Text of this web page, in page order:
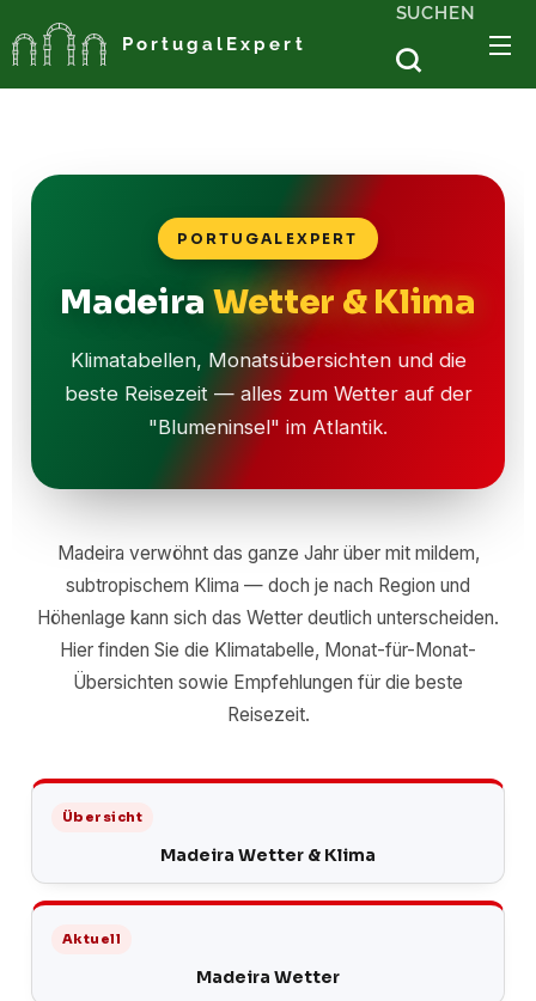
PortugalExpert
SUCHEN
PORTUGALEXPERT
Madeira Wetter & Klima
Klimatabellen, Monatsübersichten und die
beste Reisezeit — alles zum Wetter auf der
"Blumeninsel" im Atlantik.
Madeira verwöhnt das ganze Jahr über mit mildem,
subtropischem Klima — doch je nach Region und
Höhenlage kann sich das Wetter deutlich unterscheiden.
Hier finden Sie die Klimatabelle, Monat-für-Monat-
Übersichten sowie Empfehlungen für die beste
Reisezeit.
Übersicht
Madeira Wetter & Klima
Aktuell
Madeira Wetter